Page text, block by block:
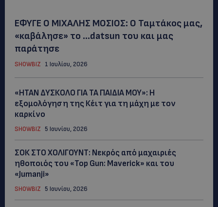
ΕΦΥΓΕ Ο ΜΙΧΑΛΗΣ ΜΟΣΙΟΣ: Ο Ταμτάκος μας,
«καβάλησε» το …datsun του και μας
παράτησε
SHOWBIZ 1 Ιουλίου, 2026
«ΗΤΑΝ ΔΥΣΚΟΛΟ ΓΙΑ ΤΑ ΠΑΙΔΙΑ ΜΟΥ»: Η
εξομολόγηση της Κέιτ για τη μάχη με τον
καρκίνο
SHOWBIZ 5 Ιουνίου, 2026
ΣΟΚ ΣΤΟ ΧΟΛΙΓΟΥΝΤ: Νεκρός από μαχαιριές
ηθοποιός του «Top Gun: Maverick» και του
«Jumanji»
SHOWBIZ 5 Ιουνίου, 2026